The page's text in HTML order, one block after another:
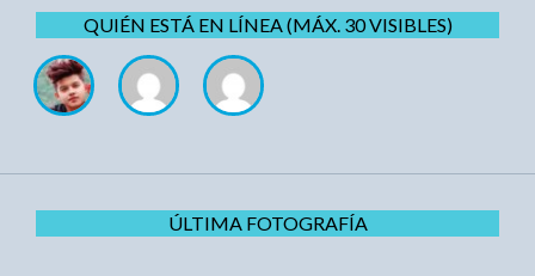
QUIÉN ESTÁ EN LÍNEA (MÁX. 30 VISIBLES)
ÚLTIMA FOTOGRAFÍA